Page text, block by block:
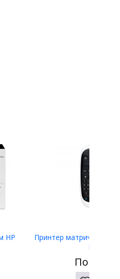
HP
Принтер матричный
LW-400
По